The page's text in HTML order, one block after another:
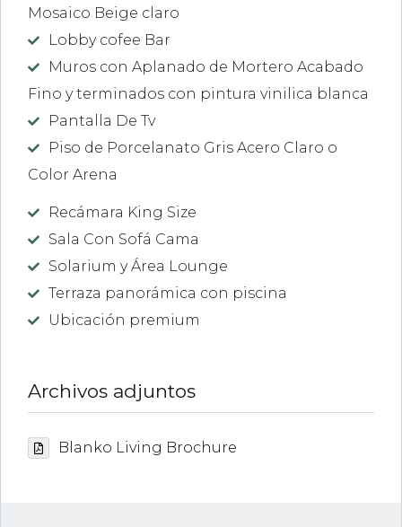
Mosaico Beige claro
Lobby cofee Bar
Muros con Aplanado de Mortero Acabado
Fino y terminados con pintura vinilica blanca
Pantalla De Tv
Piso de Porcelanato Gris Acero Claro o
Color Arena
Recámara King Size
Sala Con Sofá Cama
Solarium y Área Lounge
Terraza panorámica con piscina
Ubicación premium
Archivos adjuntos
Blanko Living Brochure